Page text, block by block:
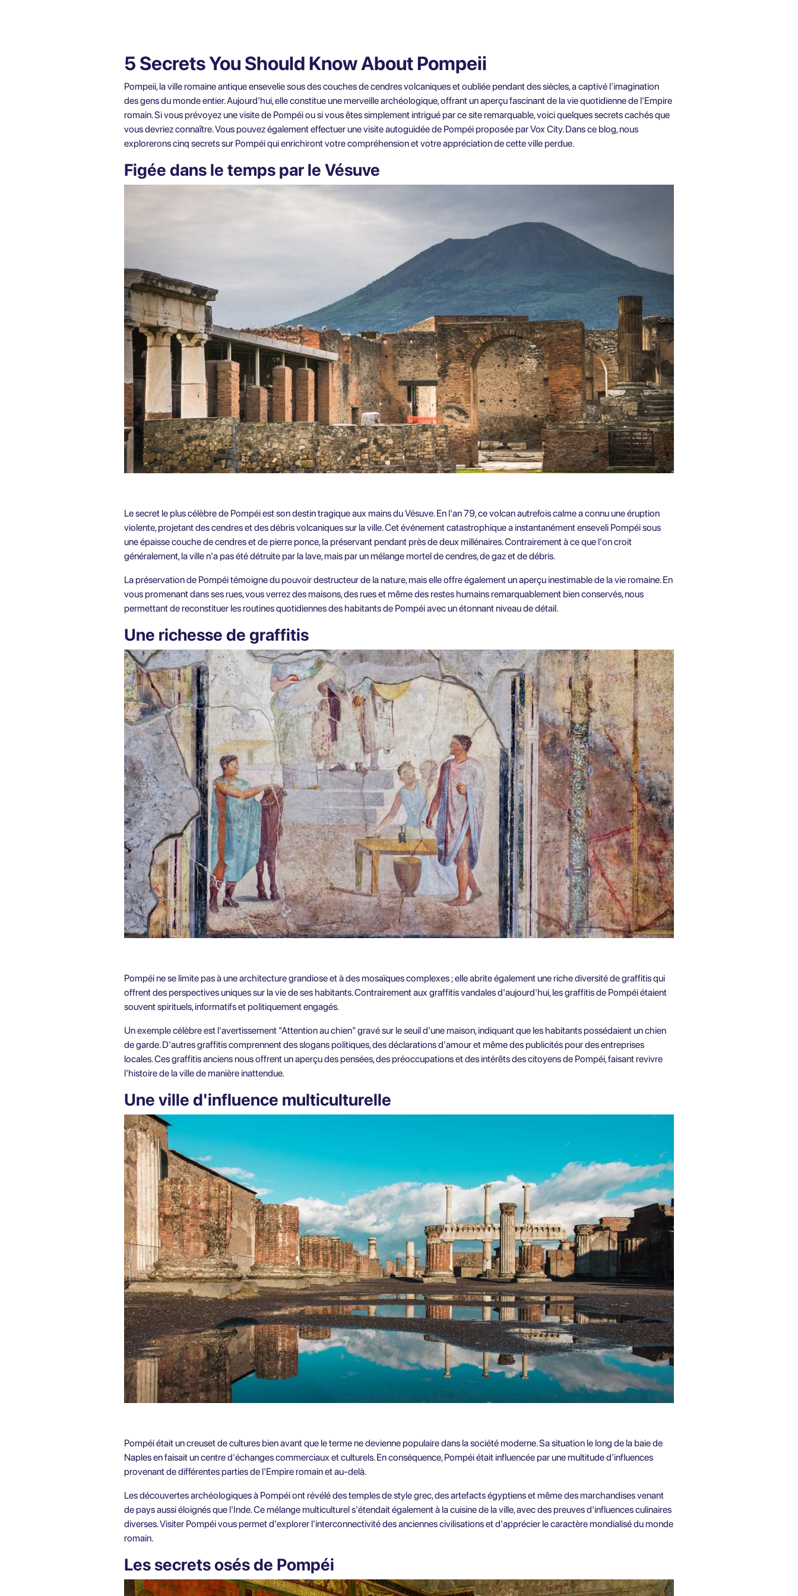
5 Secrets You Should Know About Pompeii
Pompeii, la ville romaine antique ensevelie sous des couches de cendres volcaniques et oubliée pendant des siècles, a captivé l'imagination
des gens du monde entier. Aujourd'hui, elle constitue une merveille archéologique, offrant un aperçu fascinant de la vie quotidienne de l'Empire
romain. Si vous prévoyez une visite de Pompéi ou si vous êtes simplement intrigué par ce site remarquable, voici quelques secrets cachés que
vous devriez connaître. Vous pouvez également effectuer unevisite autoguidée de Pompéiproposée par Vox City. Dans ce blog, nous
explorerons cinq secrets sur Pompéi qui enrichiront votre compréhension et votre appréciation de cette ville perdue.
Figée dans le temps par le Vésuve
Le secret le plus célèbre de Pompéi est son destin tragique aux mains du Vésuve. En l'an 79, ce volcan autrefois calme a connu une éruption
violente, projetant des cendres et des débris volcaniques sur la ville. Cet événement catastrophique a instantanément enseveli Pompéi sous
une épaisse couche de cendres et de pierre ponce, la préservant pendant près de deux millénaires. Contrairement à ce que l'on croit
généralement, la ville n'a pas été détruite par la lave, mais par un mélange mortel de cendres, de gaz et de débris.
La préservation de Pompéi témoigne du pouvoir destructeur de la nature, mais elle offre également un aperçu inestimable de la vie romaine. En
vous promenant dans ses rues, vous verrez des maisons, des rues et même des restes humains remarquablement bien conservés, nous
permettant de reconstituer les routines quotidiennes des habitants de Pompéi avec un étonnant niveau de détail.
Une richesse de graffitis
Pompéi ne se limite pas à une architecture grandiose et à des mosaïques complexes ; elle abrite également une riche diversité de graffitis qui
offrent des perspectives uniques sur la vie de ses habitants. Contrairement aux graffitis vandales d'aujourd'hui, les graffitis de Pompéi étaient
souvent spirituels, informatifs et politiquement engagés.
Un exemple célèbre est l'avertissement "Attention au chien" gravé sur le seuil d'une maison, indiquant que les habitants possédaient un chien
de garde. D'autres graffitis comprennent des slogans politiques, des déclarations d'amour et même des publicités pour des entreprises
locales. Ces graffitis anciens nous offrent un aperçu des pensées, des préoccupations et des intérêts des citoyens de Pompéi, faisant revivre
l'histoire de la ville de manière inattendue.
Une ville d'influence multiculturelle
Pompéi était un creuset de cultures bien avant que le terme ne devienne populaire dans la société moderne. Sa situation le long de la baie de
Naples en faisait un centre d'échanges commerciaux et culturels. En conséquence, Pompéi était influencée par une multitude d'influences
provenant de différentes parties de l'Empire romain et au-delà.
Les découvertes archéologiques à Pompéi ont révélé des temples de style grec, des artefacts égyptiens et même des marchandises venant
de pays aussi éloignés que l'Inde. Ce mélange multiculturel s'étendait également à la cuisine de la ville, avec des preuves d'influences culinaires
diverses. Visiter Pompéi vous permet d'explorer l'interconnectivité des anciennes civilisations et d'apprécier le caractère mondialisé du monde
romain.
Les secrets osés de Pompéi